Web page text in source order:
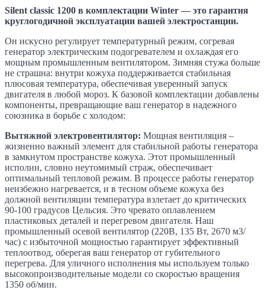
Silent classic 1200 в комплектации Winter — это гарантия
круглогодичной эксплуатации вашей электростанции.
Он искусно регулирует температурный режим, согревая
генератор электрическим подогревателем и охлаждая его
мощным промышленным вентилятором. Зимняя стужа больше
не страшна: внутри кожуха поддерживается стабильная
плюсовая температура, обеспечивая уверенный запуск
двигателя в любой мороз. К базовой комплектации добавлены
компоненты, превращающие ваш генератор в надежного
союзника в борьбе с холодом:
Вытяжной электровентилятор: Мощная вентиляция –
жизненно важный элемент для стабильной работы генератора
в замкнутом пространстве кожуха. Этот промышленный
исполин, словно неутомимый страж, обеспечивает
оптимальный тепловой режим. В процессе работы генератор
неизбежно нагревается, и в тесном объеме кожуха без
должной вентиляции температура взлетает до критических
90-100 градусов Цельсия. Это чревато оплавлением
пластиковых деталей и перегревом двигателя. Наш
промышленный осевой вентилятор (220В, 135 Вт, 2670 м3/
час) с избыточной мощностью гарантирует эффективный
теплоотвод, оберегая ваш генератор от губительного
перегрева. Для уличного исполнения мы используем только
высокопроизводительные модели со скоростью вращения
1350 об/мин.